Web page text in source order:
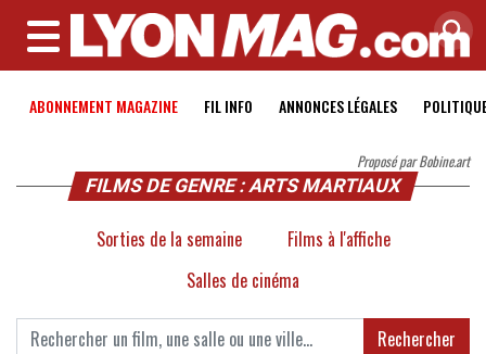
MENU
ABONNEMENT MAGAZINE FIL INFO ANNONCES LÉGALES
Proposé par Bobine.art
FILMS DE GENRE : ARTS MARTIAUX
Sorties de la semaine
Films à l'affiche
Salles de cinéma
Rechercher